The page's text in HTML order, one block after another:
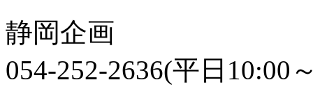
静岡企画
054-252-2636(平日10:00